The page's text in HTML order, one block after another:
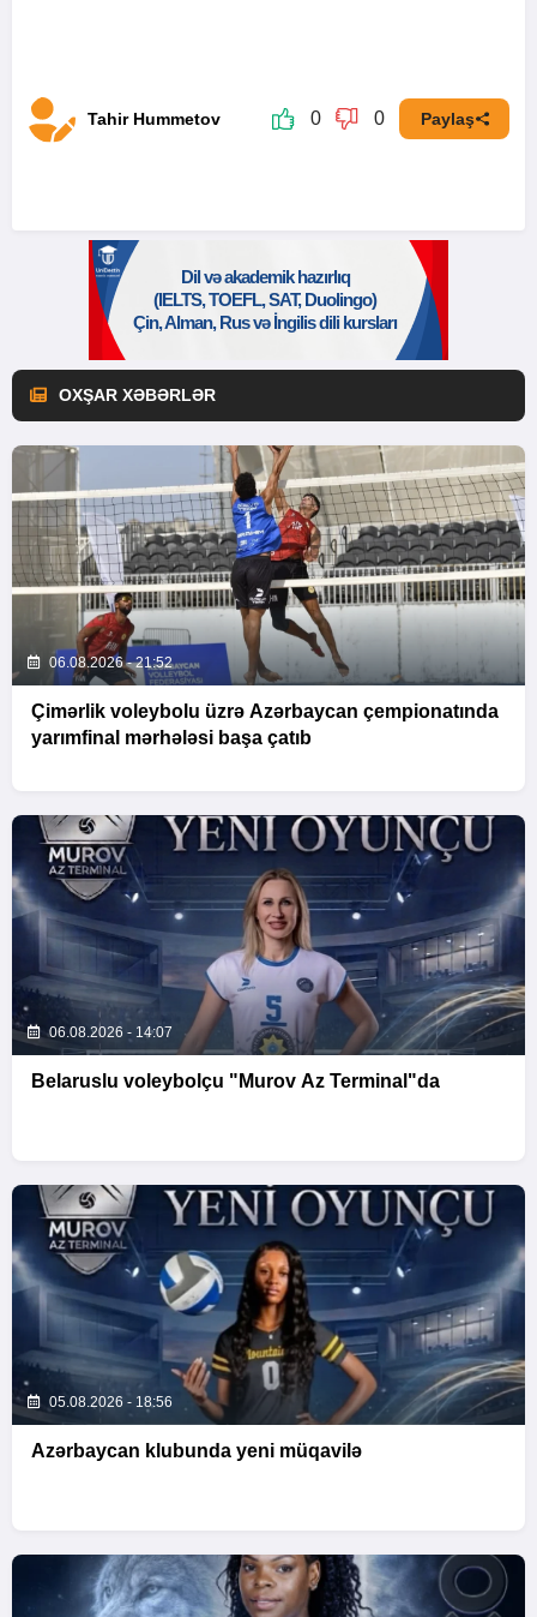
Tahir Hummetov 0 0 Paylaş
OXŞAR XƏBƏRLƏR
06.08.2026 - 21:52
Çimərlik voleybolu üzrə Azərbaycan çempionatında
yarımfinal mərhələsi başa çatıb
06.08.2026 - 14:07
Belaruslu voleybolçu "Murov Az Terminal"da
05.08.2026 - 18:56
Azərbaycan klubunda yeni müqavilə